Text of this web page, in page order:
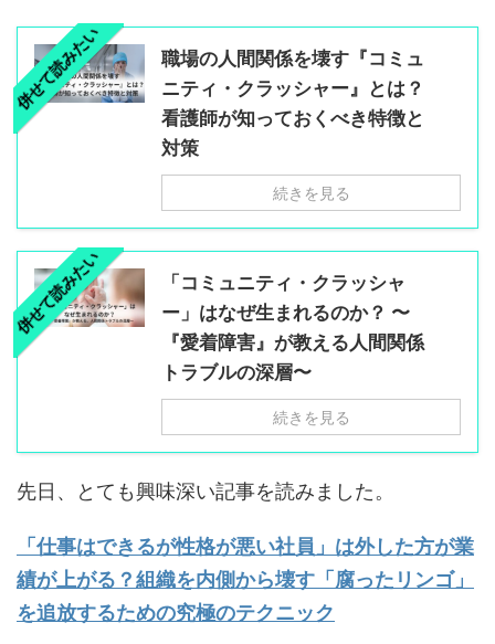
併せて読みたい
職場の人間関係を壊す『コミュ
ニティ・クラッシャー』とは？
看護師が知っておくべき特徴と
対策
続きを見る
併せて読みたい
「コミュニティ・クラッシャ
ー」はなぜ生まれるのか？ 〜
『愛着障害』が教える人間関係
トラブルの深層〜
続きを見る
先日、とても興味深い記事を読みました。
「仕事はできるが性格が悪い社員」は外した方が業
績が上がる？組織を内側から壊す「腐ったリンゴ」
を追放するための究極のテクニック